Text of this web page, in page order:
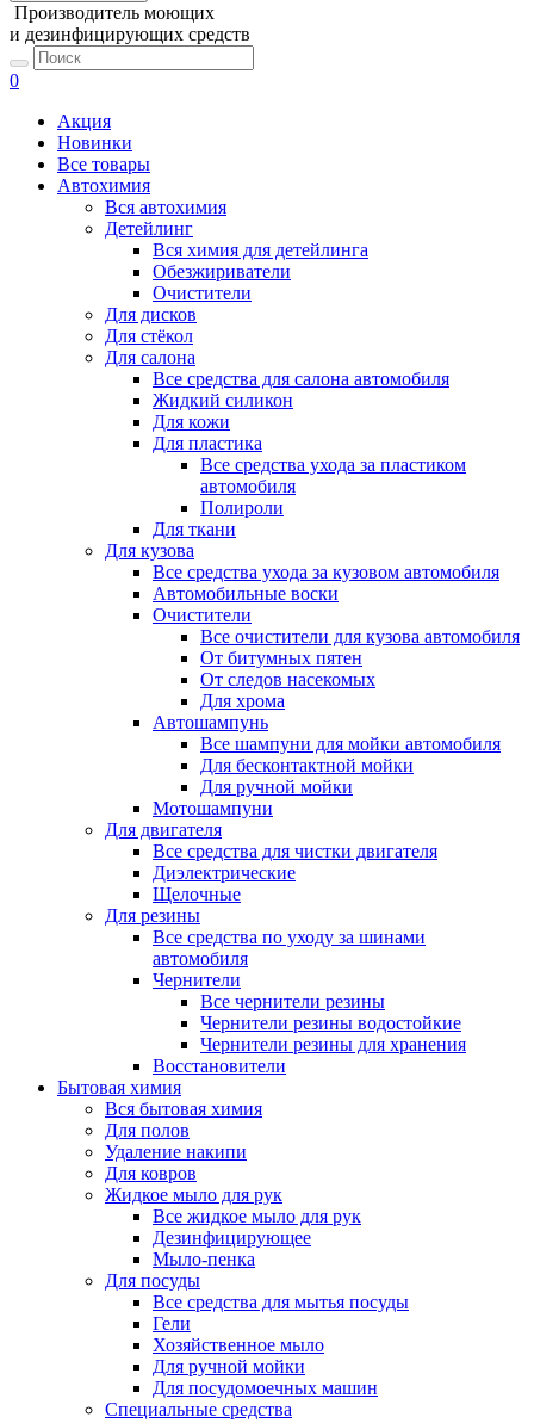
Производитель моющих
и дезинфицирующих средств
0
Акция
Новинки
Все товары
Автохимия
Вся автохимия
Детейлинг
Вся химия для детейлинга
Обезжириватели
Очистители
Для дисков
Для стёкол
Для салона
Все средства для салона автомобиля
Жидкий силикон
Для кожи
Для пластика
Все средства ухода за пластиком
автомобиля
Полироли
Для ткани
Для кузова
Все средства ухода за кузовом автомобиля
Автомобильные воски
Очистители
Все очистители для кузова автомобиля
От битумных пятен
От следов насекомых
Для хрома
Автошампунь
Все шампуни для мойки автомобиля
Для бесконтактной мойки
Для ручной мойки
Мотошампуни
Для двигателя
Все средства для чистки двигателя
Диэлектрические
Щелочные
Для резины
Все средства по уходу за шинами
автомобиля
Чернители
Все чернители резины
Чернители резины водостойкие
Чернители резины для хранения
Восстановители
Бытовая химия
Вся бытовая химия
Для полов
Удаление накипи
Для ковров
Жидкое мыло для рук
Все жидкое мыло для рук
Дезинфицирующее
Мыло-пенка
Для посуды
Все средства для мытья посуды
Гели
Хозяйственное мыло
Для ручной мойки
Для посудомоечных машин
Специальные средства